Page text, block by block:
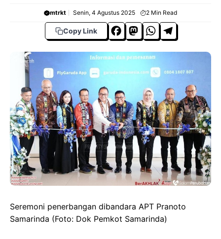
mtrkt Senin, 4 Agustus 2025 2 Min Read
Copy Link
F
a
c
e
b
o
o
k
M
a
s
t
d
o
n
W
h
a
t
s
A
p
p
T
el
g
r
a
m
Seremoni penerbangan dibandara APT Pranoto
Samarinda (Foto: Dok Pemkot Samarinda)